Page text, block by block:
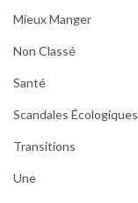
Mieux Manger
Non Classé
Santé
Scandales Écologiques
Transitions
Une